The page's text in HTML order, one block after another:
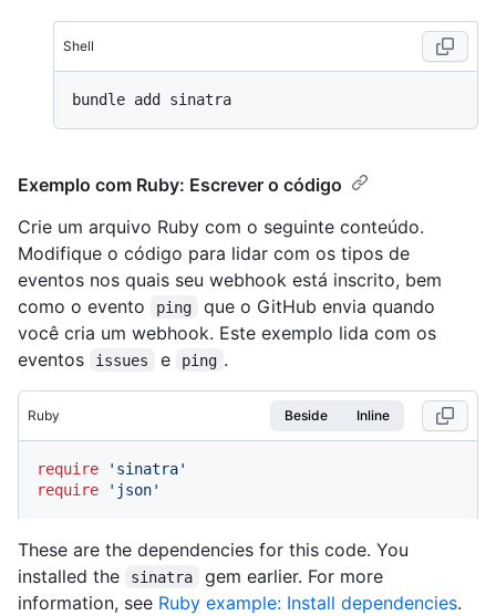
Shell
Exemplo com Ruby: Escrever o código
Crie um arquivo Ruby com o seguinte conteúdo.
Modifique o código para lidar com os tipos de
eventos nos quais seu webhook está inscrito, bem
como o evento
ping
que o GitHub envia quando
você cria um webhook. Este exemplo lida com os
eventos
issues e ping .
Ruby Beside Inline
require
'sinatra'
require
'json'
These are the dependencies for this code. You
installed the
sinatra
gem earlier. For more
information, see Ruby example: Install dependencies.